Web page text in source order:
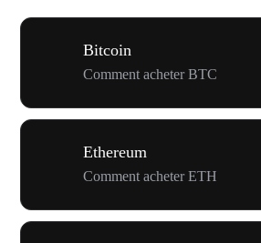
Bitcoin
Comment acheter BTC
Ethereum
Comment acheter ETH